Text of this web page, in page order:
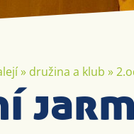
» družina a klub »